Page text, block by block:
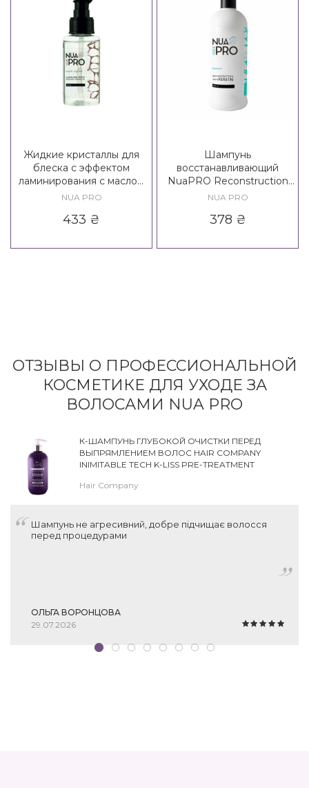
Жидкие кристаллы для
блеска с эффектом
ламинирования с маслом
макадамии NuaPRO Liquid
Effect with Macadamia Oil
NUA PRO
433 ₴
Шампунь
восстанавливающий
NuaPRO Reconstruction
With Keratin Shampoo New
NUA PRO
378 ₴
ОТЗЫВЫ О ПРОФЕССИОНАЛЬНОЙ
КОСМЕТИКЕ ДЛЯ УХОДЕ ЗА
ВОЛОСАМИ NUA PRO
К-ШАМПУНЬ ГЛУБОКОЙ ОЧИСТКИ ПЕРЕД
ВЫПРЯМЛЕНИЕМ ВОЛОС HAIR COMPANY
INIMITABLE TECH K-LISS PRE-TREATMENT
Hair Company
Шампунь не агресивний, добре підчищає волосся
перед процедурами
ОЛЬГА ВОРОНЦОВА
29.07.2026